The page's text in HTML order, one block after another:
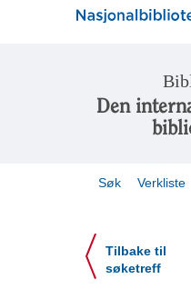
Den
Søk Verkliste
Tilbake til
søketreff